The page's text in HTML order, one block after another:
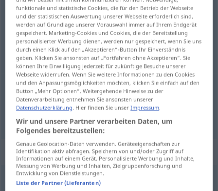
Übersicht aller Übersetzungen
(Für mehr Details die Übersetzung anklicken/antippen)
quemar
quemar abfackeln
Synonyme für "abfackeln"
niederbrennen,ausbrennen
funktionale und statistische Cookies, die für den Betrieb der Webseite
und der statistischen Auswertung unserer Webseite erforderlich sind,
werden auf Grundlage unserer Vorauswahl immer auf Ihrem Endgerät
gespeichert. Marketing-Cookies und Cookies, die der Bereitstellung
personalisierter Werbung dienen, werden nur gespeichert, wenn Sie uns
durch einen Klick auf den „Akzeptieren“-Button Ihr Einverständnis
geben. Klicken Sie ansonsten auf „Fortfahren ohne Akzeptieren“. Sie
können Ihre Einwilligung jederzeit für zukünftige Besuche unserer
Webseite widerrufen. Wenn Sie weitere Informationen zu den Cookies
und den Anpassungsmöglichkeiten möchten, klicken Sie einfach auf den
Button „Mehr Optionen“. Weitergehende Hinweise zu der
Datenverarbeitung entnehmen Sie ansonsten unserer
Datenschutzerklärung. Hier finden Sie unserImpressum.
Wir und unsere Partner verarbeiten Daten, um
Folgendes bereitzustellen:
Genaue Geolocation-Daten verwenden. Geräteeigenschaften zur
Identifikation aktiv abfragen. Speichern von und/oder Zugriff auf
Informationen auf einem Gerät. Personalisierte Werbung und Inhalte,
Messung von Werbung und Inhalten, Zielgruppenforschung und
Entwicklung von Dienstleistungen.
Liste der Partner (Lieferanten)